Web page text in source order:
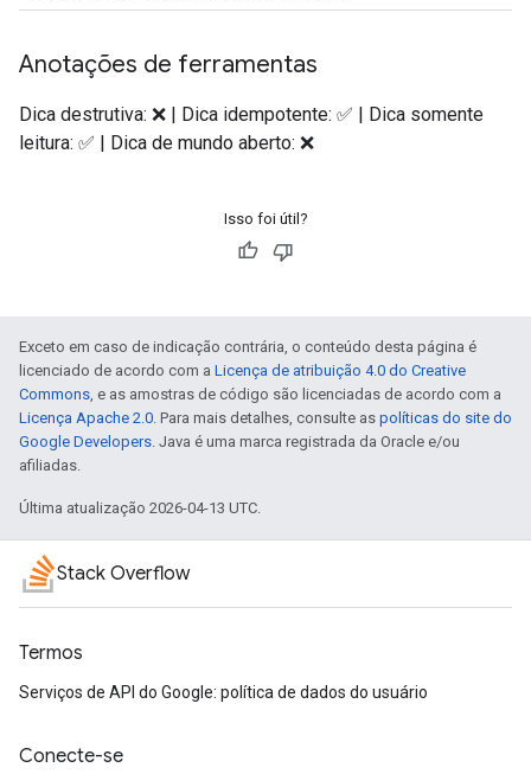
Anotações de ferramentas
Dica destrutiva: ❌ | Dica idempotente: ✅ | Dica somente
leitura: ✅ | Dica de mundo aberto: ❌
Isso foi útil?
Exceto em caso de indicação contrária, o conteúdo desta página é
licenciado de acordo com a Licença de atribuição 4.0 do Creative
Commons, e as amostras de código são licenciadas de acordo com a
Licença Apache 2.0. Para mais detalhes, consulte as políticas do site do
Google Developers. Java é uma marca registrada da Oracle e/ou
afiliadas.
Última atualização 2026-04-13 UTC.
Stack Overflow
Termos
Serviços de API do Google: política de dados do usuário
Conecte-se